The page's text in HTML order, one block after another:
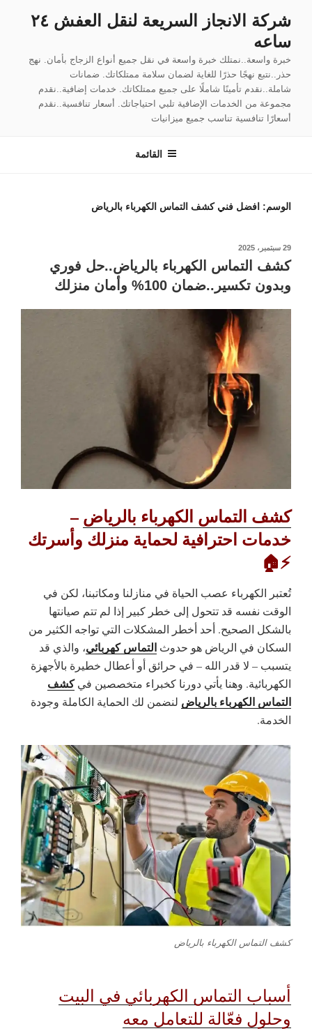
المحتوى
شركة الانجاز السريعة لنقل العفش ٢٤
ساعه
خبرة واسعة..نمتلك خبرة واسعة في نقل جميع أنواع الزجاج بأمان. نهج
حذر..نتبع نهجًا حذرًا للغاية لضمان سلامة ممتلكاتك. ضمانات
شاملة..نقدم تأمينًا شاملًا على جميع ممتلكاتك. خدمات إضافية..نقدم
مجموعة من الخدمات الإضافية تلبي احتياجاتك. أسعار تنافسية..نقدم
أسعارًا تنافسية تناسب جميع ميزانيات
القائمة
الوسم: افضل فني كشف التماس الكهرباء بالرياض
نُشر
في
29 سبتمبر، 2025
كشف التماس الكهرباء بالرياض..حل فوري
وبدون تكسير..ضمان 100% وأمان منزلك
كشف التماس الكهرباء بالرياض –
خدمات احترافية لحماية منزلك وأسرتك
⚡🏠
تُعتبر الكهرباء عصب الحياة في منازلنا ومكاتبنا، لكن في
الوقت نفسه قد تتحول إلى خطر كبير إذا لم تتم صيانتها
بالشكل الصحيح. أحد أخطر المشكلات التي تواجه الكثير من
السكان في الرياض هو حدوث التماس كهربائي، والذي قد
يتسبب – لا قدر الله – في حرائق أو أعطال خطيرة بالأجهزة
الكهربائية. وهنا يأتي دورنا كخبراء متخصصين فيكشف
التماس الكهرباء بالرياض لنضمن لك الحماية الكاملة وجودة
الخدمة.
كشف التماس الكهرباء بالرياض
أسباب التماس الكهربائي في البيت
وحلول فعّالة للتعامل معه